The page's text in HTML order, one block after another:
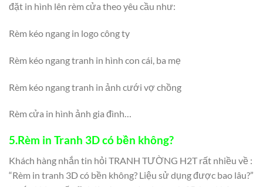
đặt in hình lên rèm cửa theo yêu cầu như:
Rèm kéo ngang in logo công ty
Rèm kéo ngang tranh in hình con cái, ba mẹ
Rèm kéo ngang tranh in ảnh cưới vợ chồng
Rèm cửa in hình ảnh gia đình…
5.Rèm in Tranh 3D có bền không?
Khách hàng nhắn tin hỏi TRANH TƯỜNG H2T rất nhiều về :
“Rèm in tranh 3D có bền không? Liệu sử dụng được bao lâu?”